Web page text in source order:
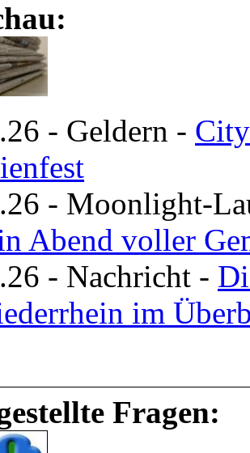
- Geldern -
- Moonlight-
Abend voller
- Nachricht -
im
Fragen: